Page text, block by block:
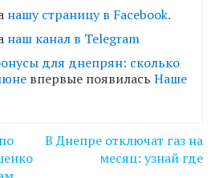
нашу страницу в Facebook.
наш канал в Telegram
для днепрян: сколько
впервые появилась Наше
В Днепре отключат газ на
месяц: узнай где